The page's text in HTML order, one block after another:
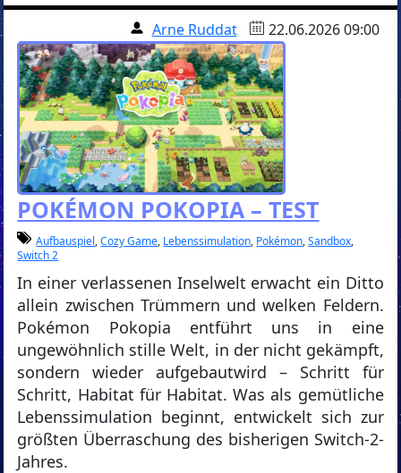
Arne Ruddat 22.06.2026 09:00
POKÉMON POKOPIA – TEST
Aufbauspiel,Cozy Game, Lebenssimulation, Pokémon,Sandbox,
Switch 2
In einer verlassenen Inselwelt erwacht ein Ditto
allein zwischen Trümmern und welken Feldern.
Pokémon Pokopia entführt uns in eine
ungewöhnlich stille Welt, in der nicht gekämpft,
sondern wieder aufgebautwird – Schritt für
Schritt, Habitat für Habitat. Was als gemütliche
Lebenssimulation beginnt, entwickelt sich zur
größten Überraschung des bisherigen Switch-2-
Jahres.